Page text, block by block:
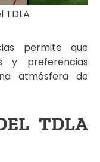
TDLA
permite que
y preferencias
atmósfera de
TDLA